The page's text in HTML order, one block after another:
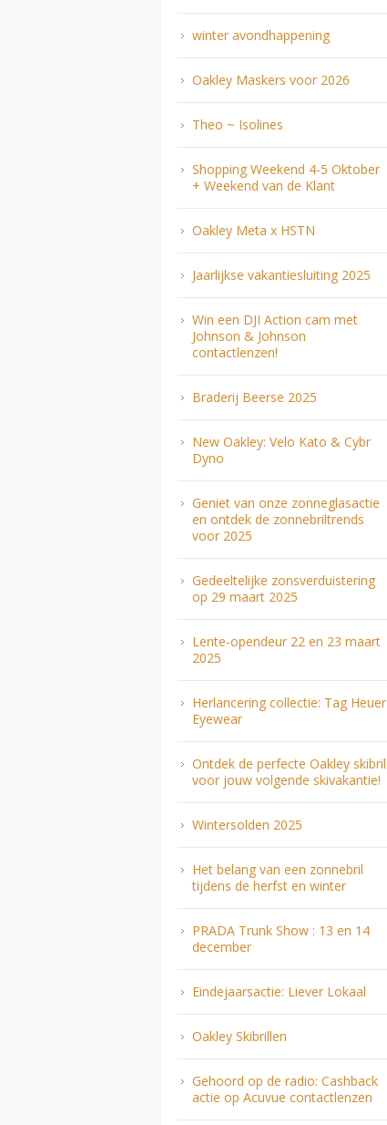
winter avondhappening
Oakley Maskers voor 2026
Theo ~ Isolines
Shopping Weekend 4-5 Oktober
+ Weekend van de Klant
Oakley Meta x HSTN
Jaarlijkse vakantiesluiting 2025
Win een DJI Action cam met
Johnson & Johnson
contactlenzen!
Braderij Beerse 2025
New Oakley: Velo Kato & Cybr
Dyno
Geniet van onze zonneglasactie
en ontdek de zonnebriltrends
voor 2025
Gedeeltelijke zonsverduistering
op 29 maart 2025
Lente-opendeur 22 en 23 maart
2025
Herlancering collectie: Tag Heuer
Eyewear
Ontdek de perfecte Oakley skibril
voor jouw volgende skivakantie!
Wintersolden 2025
Het belang van een zonnebril
tijdens de herfst en winter
PRADA Trunk Show : 13 en 14
december
Eindejaarsactie: Liever Lokaal
Oakley Skibrillen
Gehoord op de radio: Cashback
actie op Acuvue contactlenzen